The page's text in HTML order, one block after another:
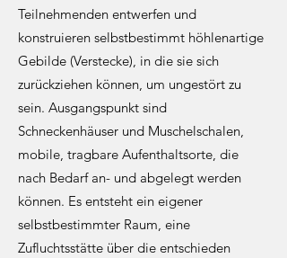
Teilnehmenden entwerfen und
konstruieren selbstbestimmt höhlenartige
Gebilde (Verstecke), in die sie sich
zurückziehen können, um ungestört zu
sein. Ausgangspunkt sind
Schneckenhäuser und Muschelschalen,
mobile, tragbare Aufenthaltsorte, die
nach Bedarf an- und abgelegt werden
können. Es entsteht ein eigener
selbstbestimmter Raum, eine
Zufluchtsstätte über die entschieden